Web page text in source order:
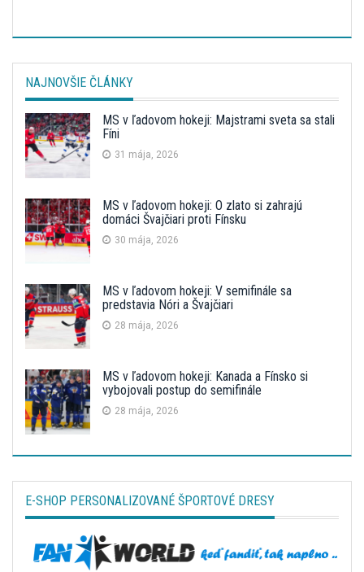
NAJNOVŠIE ČLÁNKY
MS v ľadovom hokeji: Majstrami sveta sa stali
Fíni
31 mája, 2026
MS v ľadovom hokeji: O zlato si zahrajú
domáci Švajčiari proti Fínsku
30 mája, 2026
MS v ľadovom hokeji: V semifinále sa
predstavia Nóri a Švajčiari
28 mája, 2026
MS v ľadovom hokeji: Kanada a Fínsko si
vybojovali postup do semifinále
28 mája, 2026
E-SHOP PERSONALIZOVANÉ ŠPORTOVÉ DRESY